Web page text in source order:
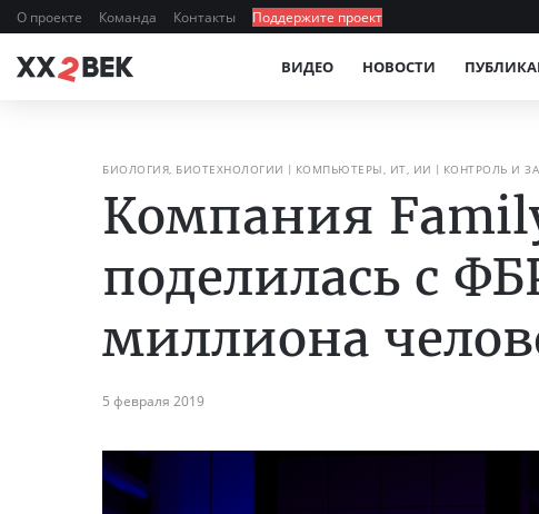
О проекте Команда Контакты Поддержите проект
ВИДЕО НОВОСТИ
БИОЛОГИЯ, БИОТЕХНОЛОГИИ КОМПЬЮТЕРЫ, ИТ, ИИ КОНТРОЛЬ И
Компания
поделилась с
миллиона
5 февраля 2019